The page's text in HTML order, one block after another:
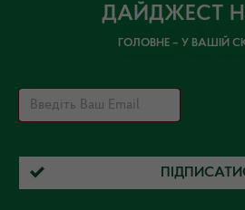
ДАЙДЖЕСТ
ГОЛОВНЕ – У ВАШІЙ